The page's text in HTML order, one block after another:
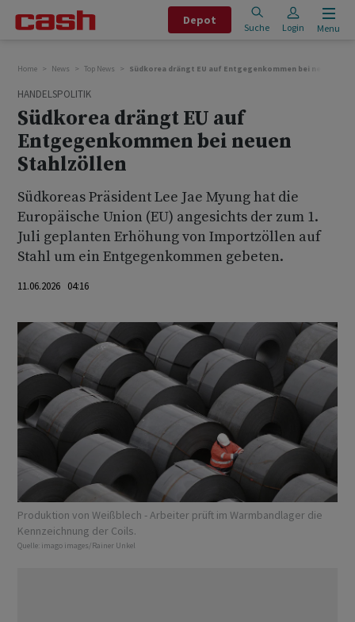
Depot
Suche Login Menu
Home News Top News Südkorea drängt EU auf Entgegenkommen bei neuen
HANDELSPOLITIK
Südkorea drängt EU auf
Entgegenkommen bei neuen
Stahlzöllen
Südkoreas Präsident Lee Jae Myung hat die
Europäische Union (EU) angesichts der ‌zum ⁠1.
Juli geplanten Erhöhung von Importzöllen auf
Stahl ⁠um ein Entgegenkommen gebeten.
11.06.2026 04:16
Produktion von Weißblech - Arbeiter prüft im Warmbandlager die
Kennzeichnung der Coils.
Quelle: imago images/Rainer Unkel